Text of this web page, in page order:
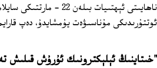
ناھايىتى ئېھتىيات بىلەن 22 ‏-
ئوتتۇرىدىكى مۇناسىۋەت يۇمشايدۇ، دەپ
"خىتاينىڭ ئېلېكترونىك ئۇرۇش قىلىش